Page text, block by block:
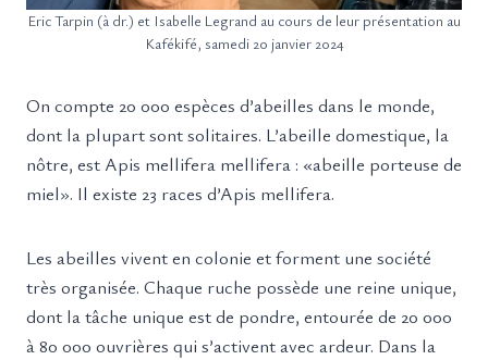
Eric Tarpin (à dr.) et Isabelle Legrand au cours de leur présentation au
Kafékifé, samedi 20 janvier 2024
On compte 20 000 espèces d’abeilles dans le monde,
dont la plupart sont solitaires. L’abeille domestique, la
nôtre, est Apis mellifera mellifera : «abeille porteuse de
miel». Il existe 23 races d’Apis mellifera.
Les abeilles vivent en colonie et forment une société
très organisée. Chaque ruche possède une reine unique,
dont la tâche unique est de pondre, entourée de 20 000
à 80 000 ouvrières qui s’activent avec ardeur. Dans la